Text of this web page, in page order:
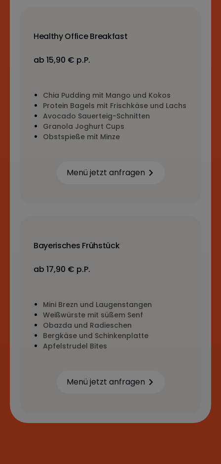
Healthy Office Breakfast
ab 15,90 € p.P.
Chia Pudding mit Mango und Kokos
Protein Bagels mit Frischkäse und Lachs
Avocado Sauerteig-Schnitten
Granola Joghurt Cups
Obstspieße mit Minze
Menü jetzt anfragen
Bayerisches Frühstück
ab 17,90 € p.P.
Mini Brezn und Laugenstangen
Weißwürste mit süßem Senf
Obazda und Radieschen
Bergkäse und Schinkenplatte
Apfelstrudel Bites
Menü jetzt anfragen